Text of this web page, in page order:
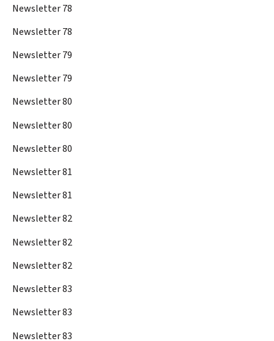
Newsletter 78
Newsletter 78
Newsletter 79
Newsletter 79
Newsletter 80
Newsletter 80
Newsletter 80
Newsletter 81
Newsletter 81
Newsletter 82
Newsletter 82
Newsletter 82
Newsletter 83
Newsletter 83
Newsletter 83